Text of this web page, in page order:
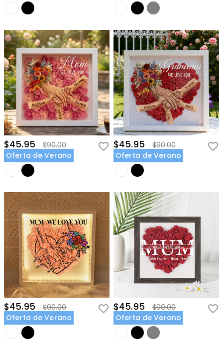
$45.95
$90.00
Oferta de Verano
$45.95
$90.00
Oferta de Verano
$45.95
$90.00
Oferta de Verano
$45.95
$90.00
Oferta de Verano